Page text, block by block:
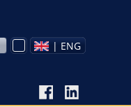
| ENG